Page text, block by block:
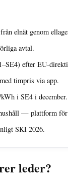
elnät genom
avtal.
efter EU-
timpris via app.
i SE4 i december.
— plattform
SKI 2026.
leder?